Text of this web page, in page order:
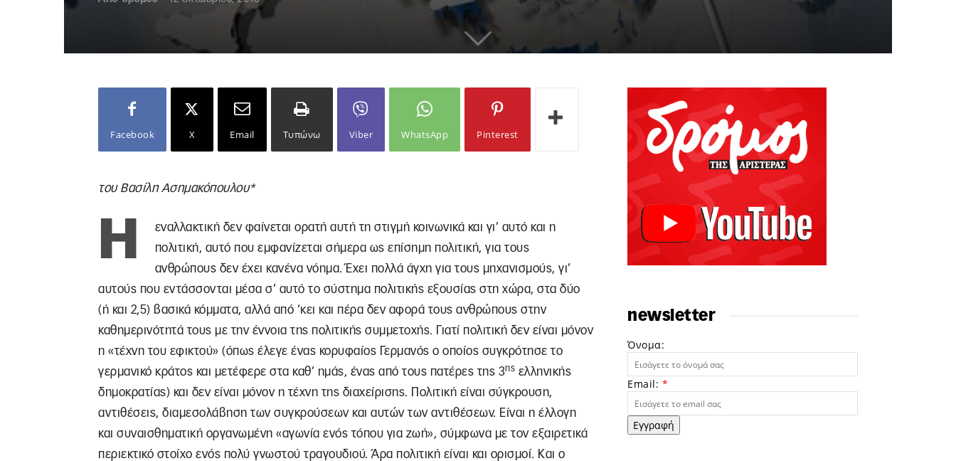
Facebook X Email Τυπώνω Viber WhatsApp Pinterest
του Βασίλη Ασημακόπουλου*
Η
εναλλακτική δεν φαίνεται ορατή αυτή τη στιγμή κοινωνικά και γι’ αυτό και η
πολιτική, αυτό που εμφανίζεται σήμερα ως επίσημη πολιτική, για τους
ανθρώπους δεν έχει κανένα νόημα. Έχει πολλά άγχη για τους μηχανισμούς, γι’
αυτούς που εντάσσονται μέσα σ’ αυτό το σύστημα πολιτικής εξουσίας στη χώρα, στα δύο
(ή και 2,5) βασικά κόμματα, αλλά από ‘κει και πέρα δεν αφορά τους ανθρώπους στην
καθημερινότητά τους με την έννοια της πολιτικής συμμετοχής. Γιατί πολιτική δεν είναι μόνον
η «τέχνη του εφικτού» (όπως έλεγε ένας κορυφαίος Γερμανός ο οποίος συγκρότησε το
γερμανικό κράτος και μετέφερε στα καθ’ ημάς, ένας από τους πατέρες της 3ης ελληνικής
δημοκρατίας) και δεν είναι μόνον η τέχνη της διαχείρισης. Πολιτική είναι σύγκρουση,
αντιθέσεις, διαμεσολάβηση των συγκρούσεων και αυτών των αντιθέσεων. Είναι η έλλογη
και συναισθηματική οργανωμένη «αγωνία ενός τόπου για ζωή», σύμφωνα με τον εξαιρετικά
περιεκτικό στοίχο ενός πολύ γνωστού τραγουδιού. Άρα πολιτική είναι και ορισμοί. Και ο
newsletter
Όνομα:
Email: *
Εγγραφή